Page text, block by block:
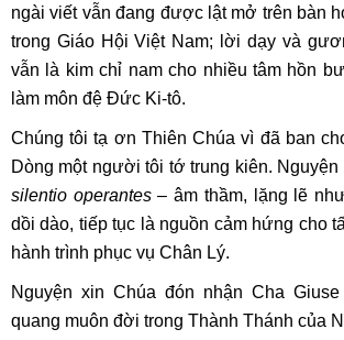
ngài viết vẫn đang được lật mở trên bàn
trong Giáo Hội Việt Nam; lời dạy và
vẫn là kim chỉ nam cho nhiều tâm hồn
làm môn đệ Đức Ki-tô.
Chúng tôi tạ ơn Thiên Chúa vì đã ban
Dòng một người tôi tớ trung kiên. Nguyện
silentio operantes– âm thầm, lặng lẽ
dồi dào, tiếp tục là nguồn cảm hứng cho
hành trình phục vụ Chân Lý.
Nguyện xin Chúa đón nhận Cha
quang muôn đời trong Thành Thánh của